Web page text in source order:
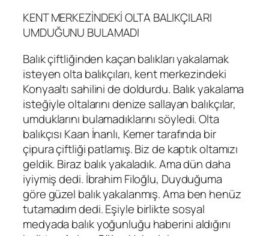
KENT MERKEZİNDEKİ OLTA BALIKÇILARI
UMDUĞUNU BULAMADI
Balık çiftliğinden kaçan balıkları yakalamak
isteyen olta balıkçıları, kent merkezindeki
Konyaaltı sahilini de doldurdu. Balık yakalama
isteğiyle oltalarını denize sallayan balıkçılar,
umduklarını bulamadıklarını söyledi. Olta
balıkçısı Kaan İnanlı, Kemer tarafında bir
çipura çiftliği patlamış. Biz de kaptık oltamızı
geldik. Biraz balık yakaladık. Ama dün daha
iyiymiş dedi. İbrahim Filoğlu, Duyduğuma
göre güzel balık yakalanmış. Ama ben henüz
tutamadım dedi. Eşiyle birlikte sosyal
medyada balık yoğunluğu haberini aldığını